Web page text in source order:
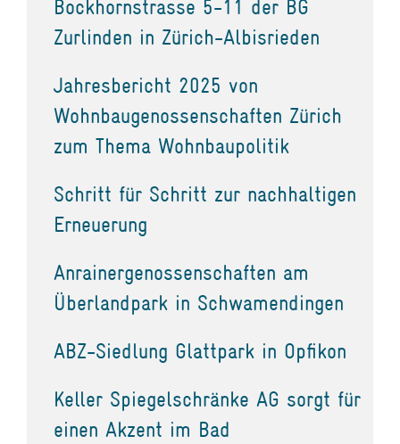
Bockhornstrasse 5-11 der BG
Zurlinden in Zürich-Albisrieden
Jahresbericht 2025 von
Wohnbaugenossenschaften Zürich
zum Thema Wohnbaupolitik
Schritt für Schritt zur nachhaltigen
Erneuerung
Anrainergenossenschaften am
Überlandpark in Schwamendingen
ABZ-Siedlung Glattpark in Opfikon
Keller Spiegelschränke AG sorgt für
einen Akzent im Bad